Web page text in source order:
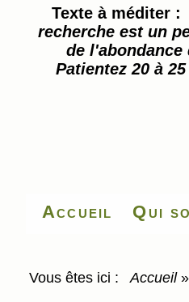
Texte à méditer :
recherche est un
de l'abondance
Patientez 20 à
Accueil Qui
Vous êtes ici : Accueil »